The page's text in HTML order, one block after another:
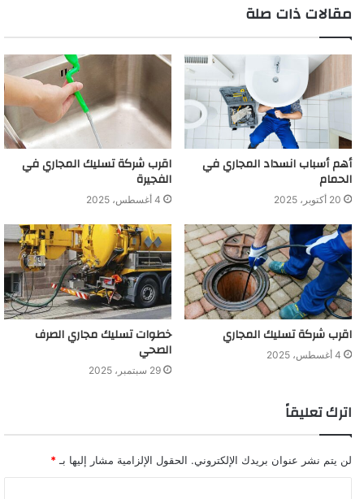
مقالات ذات صلة
أهم أسباب انسداد المجاري في
الحمام
20 أكتوبر، 2025
اقرب شركة تسليك المجاري في
الفجيرة
4 أغسطس، 2025
اقرب شركة تسليك المجاري
4 أغسطس، 2025
خطوات تسليك مجاري الصرف
الصحي
29 سبتمبر، 2025
اترك تعليقاً
لن يتم نشر عنوان بريدك الإلكتروني. الحقول الإلزامية مشار إليها بـ *